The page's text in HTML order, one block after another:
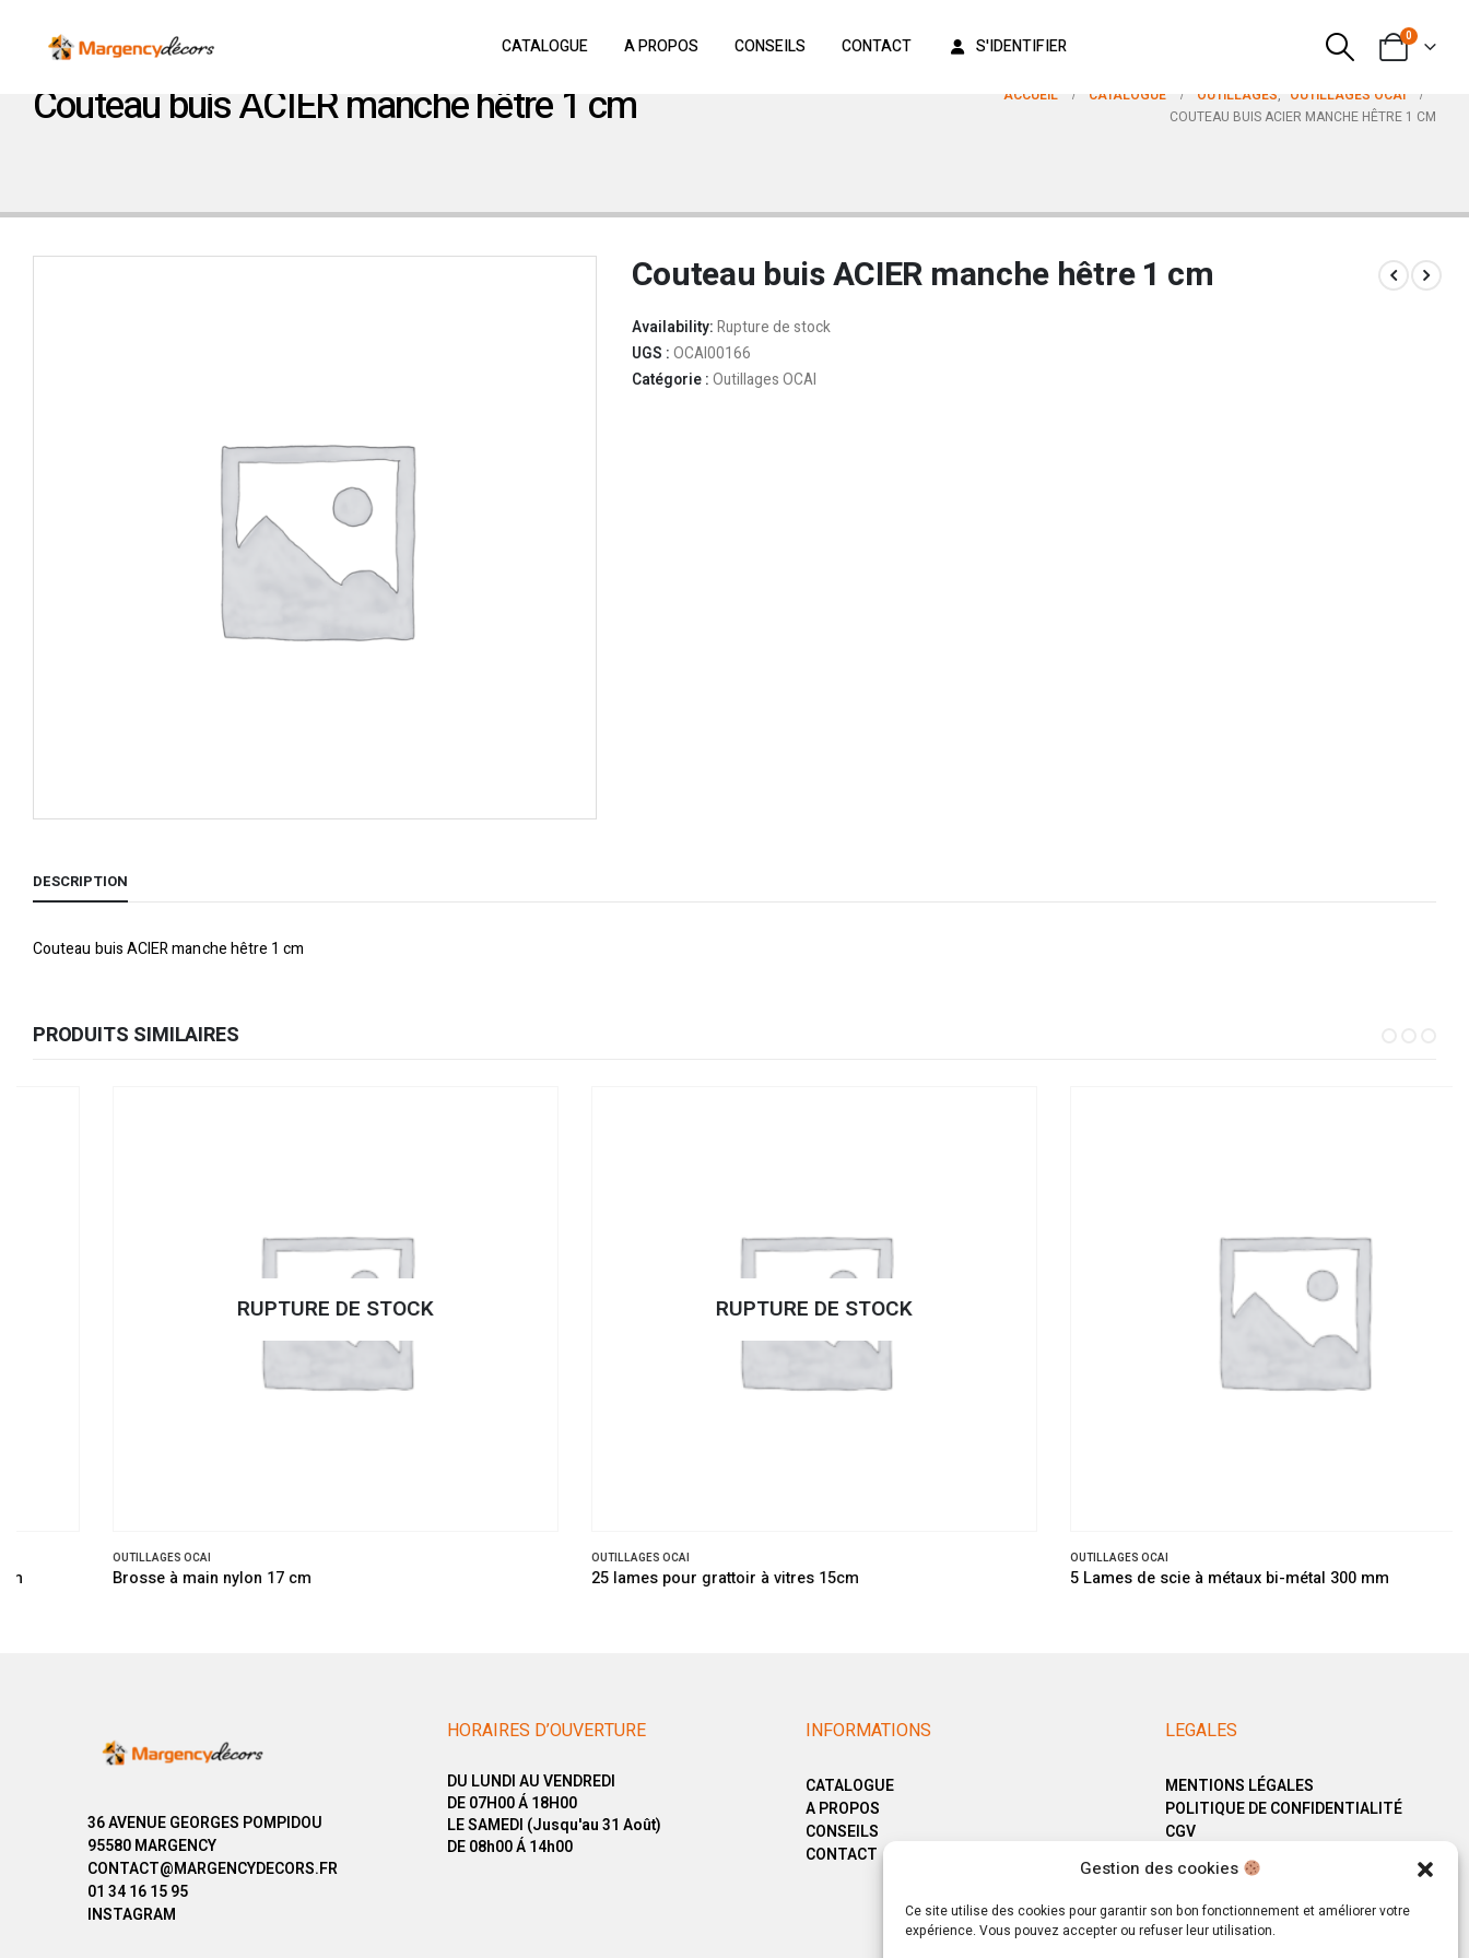
Gestion des cookies
Ce site utilise des cookies pour garantir son bon fonctionnement et améliorer votre
expérience. Vous pouvez accepter ou refuser leur utilisation.
CATALOGUE A PROPOS CONSEILS CONTACT S'IDENTIFIER 0
Couteau buis ACIER manche hêtre 1 cm ACCUEIL CATALOGUE OUTILLAGES, OUTILLAGES OCAI
COUTEAU BUIS ACIER MANCHE HÊTRE 1 CM
Couteau buis ACIER manche hêtre 1 cm
Availability: Rupture de stock
UGS : OCAI00166
Catégorie : Outillages OCAI
DESCRIPTION
Couteau buis ACIER manche hêtre 1 cm
PRODUITS SIMILAIRES
RUPTURE DE STOCK
OUTILLAGES OCAI
Brosse à main nylon 17 cm
RUPTURE DE STOCK
OUTILLAGES OCAI
25 lames pour grattoir à vitres 15cm
OUTILLAGES OCAI
5 Lames de scie à métaux bi-métal 300 mm
36 AVENUE GEORGES POMPIDOU
95580 MARGENCY
CONTACT@MARGENCYDECORS.FR
01 34 16 15 95
INSTAGRAM
HORAIRES D’OUVERTURE
DU LUNDI AU VENDREDI
DE 07H00 Á 18H00
LE SAMEDI (Jusqu'au 31 Août)
DE 08h00 Á 14h00
INFORMATIONS
CATALOGUE
A PROPOS
CONSEILS
CONTACT
LEGALES
MENTIONS LÉGALES
POLITIQUE DE CONFIDENTIALITÉ
CGV